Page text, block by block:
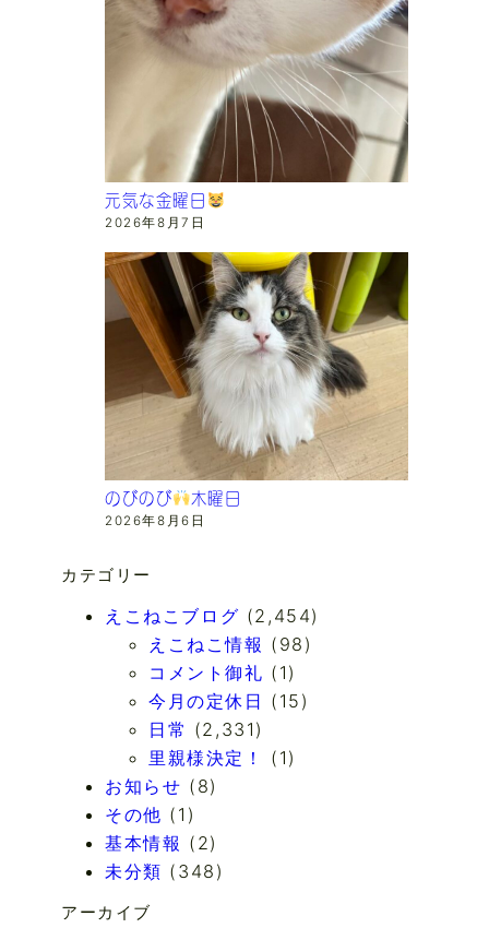
元気な金曜日
2026年8月7日
のびのび 木曜日
2026年8月6日
カテゴリー
えこねこブログ (2,454)
えこねこ情報 (98)
コメント御礼 (1)
今月の定休日 (15)
日常 (2,331)
里親様決定！
(1)
お知らせ (8)
その他 (1)
基本情報 (2)
未分類 (348)
アーカイブ